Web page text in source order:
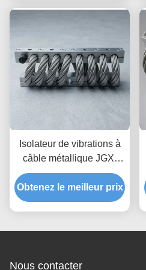
Isolateur de vibrations à
câble métallique JGX-
2228D-860B, prototypage
rapide, assemblage
rapide, support antichoc
Obtenez le meilleur prix
Nous contacter